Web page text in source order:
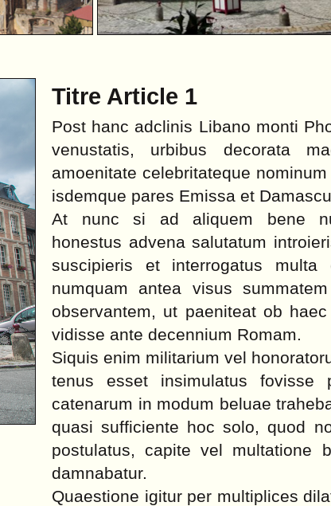
Titre Article 1
Post hanc adclinis Libano monti
venustatis, urbibus decorata
amoenitate celebritateque
isdemque pares Emissa et
At nunc si ad aliquem bene
honestus advena salutatum
suscipieris et interrogatus multa
numquam antea visus
observantem, ut paeniteat ob
vidisse ante decennium Romam.
Siquis enim militarium vel
tenus esset insimulatus fovisse
catenarum in modum beluae
quasi sufficiente hoc solo, quod
postulatus, capite vel multatione
damnabatur.
Quaestione igitur per multiplices